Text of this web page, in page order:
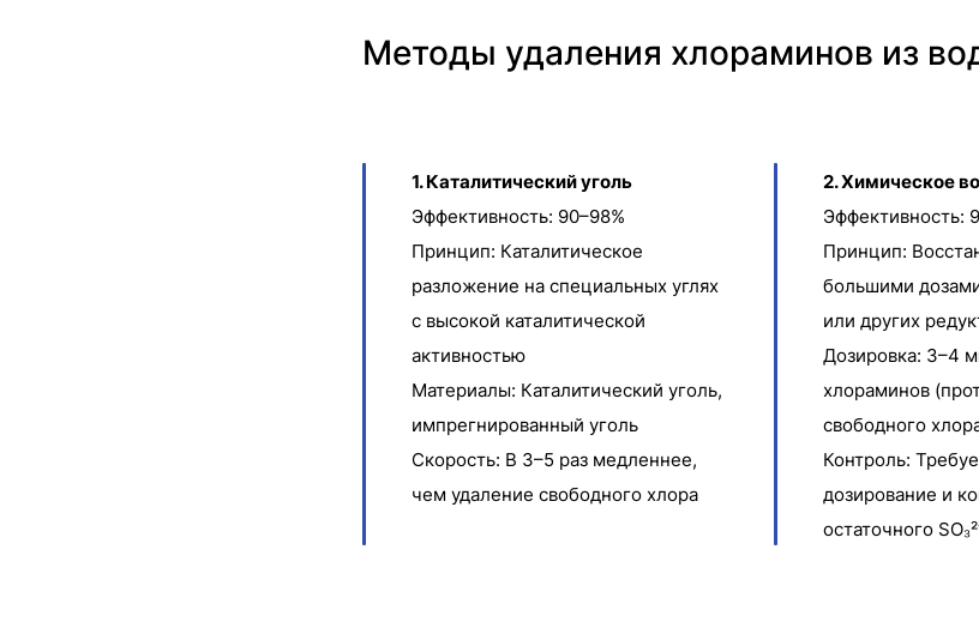
Методы удаления хлораминов из
1. Каталитический уголь
Эффективность: 90–98%
Принцип: Каталитическое
разложение на специальных углях
с высокой каталитической
активностью
Материалы: Каталитический уголь,
импрегнированный уголь
Скорость: В 3–5 раз медленнее,
чем удаление свободного хлора
2. Химическое
Эффективность:
Принцип:
большими
или других
Дозировка: 3–4
хлораминов
свободного
Контроль:
дозирование и
остаточного